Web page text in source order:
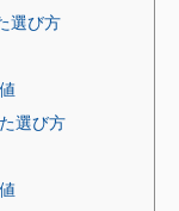
選び方
選び方